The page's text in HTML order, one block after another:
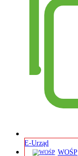
E-Urząd
WOŚP